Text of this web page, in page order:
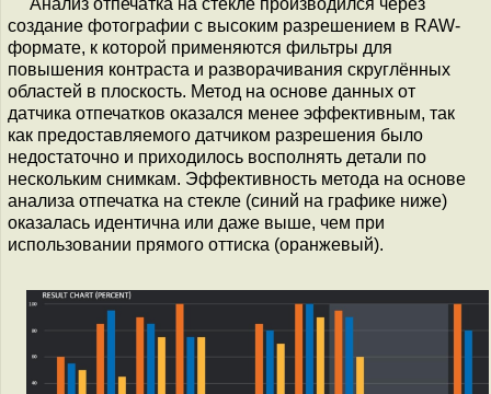
создание фотографии с высоким разрешением в RAW-
формате, к которой применяются фильтры для
повышения контраста и разворачивания скруглённых
областей в плоскость. Метод на основе данных от
датчика отпечатков оказался менее эффективным, так
как предоставляемого датчиком разрешения было
недостаточно и приходилось восполнять детали по
нескольким снимкам. Эффективность метода на основе
анализа отпечатка на стекле (синий на графике ниже)
оказалась идентична или даже выше, чем при
использовании прямого оттиска (оранжевый).